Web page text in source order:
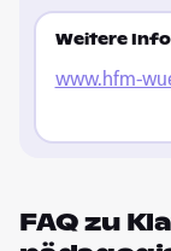
Weitere
www.hfm-
FAQ zu